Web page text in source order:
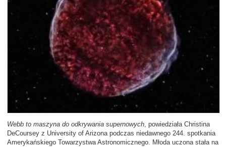
Webb to maszyna do odkrywania supernowych, powiedziała Christina
DeCoursey z University of Arizona podczas niedawnego 244. spotkania
Amerykańskiego Towarzystwa Astronomicznego. Młoda uczona stała na